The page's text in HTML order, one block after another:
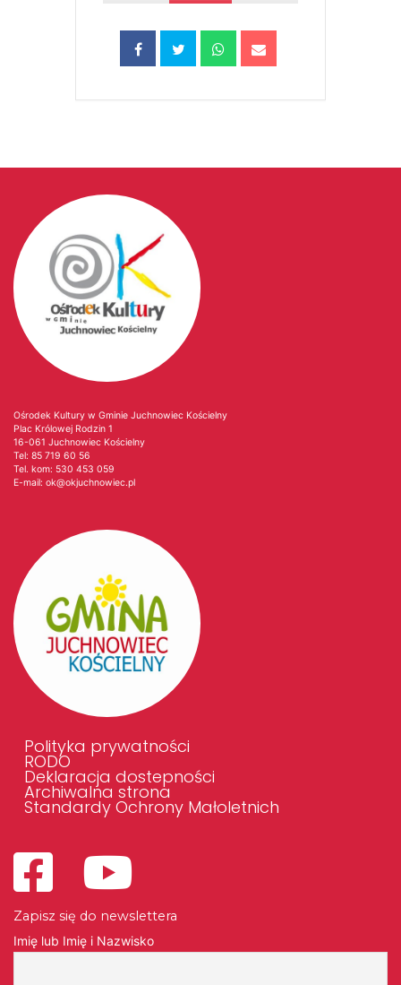
Ośrodek Kultury w Gminie Juchnowiec Kościelny
Plac Królowej Rodzin 1
16-061 Juchnowiec Kościelny
Tel: 85 719 60 56
Tel. kom: 530 453 059
E-mail: ok@okjuchnowiec.pl
Polityka prywatności
RODO
Deklaracja dostepności
Archiwalna strona
Standardy Ochrony Małoletnich
Zapisz się do newslettera
Imię lub Imię i Nazwisko